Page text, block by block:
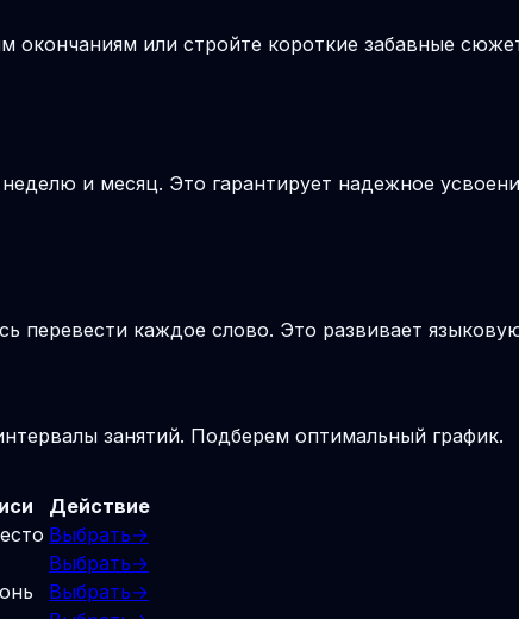
окончаниям или стройте короткие забавные
и месяц. Это гарантирует надежное
перевести каждое слово. Это развивает
занятий. Подберем оптимальный график.
Действие
Выбрать→
Выбрать→
Выбрать→